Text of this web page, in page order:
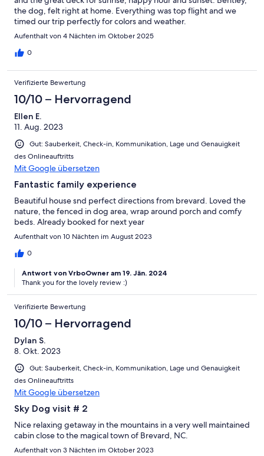
the dog, felt right at home. Everything was top flight and we
timed our trip perfectly for colors and weather.
Aufenthalt von 4 Nächten im Oktober 2025
0
Verifizierte Bewertung
10/10 – Hervorragend
Ellen E.
11. Aug. 2023
Gut: Sauberkeit, Check-in, Kommunikation, Lage und Genauigkeit
des Onlineauftritts
Mit Google übersetzen
Fantastic family experience
Beautiful house snd perfect directions from brevard. Loved the
nature, the fenced in dog area, wrap around porch and comfy
beds. Already booked for next year
Aufenthalt von 10 Nächten im August 2023
0
Antwort von VrboOwner am 19. Jän. 2024
Thank you for the lovely review :)
Verifizierte Bewertung
10/10 – Hervorragend
Dylan S.
8. Okt. 2023
Gut: Sauberkeit, Check-in, Kommunikation, Lage und Genauigkeit
des Onlineauftritts
Mit Google übersetzen
Sky Dog visit # 2
Nice relaxing getaway in the mountains in a very well maintained
cabin close to the magical town of Brevard, NC.
Aufenthalt von 3 Nächten im Oktober 2023